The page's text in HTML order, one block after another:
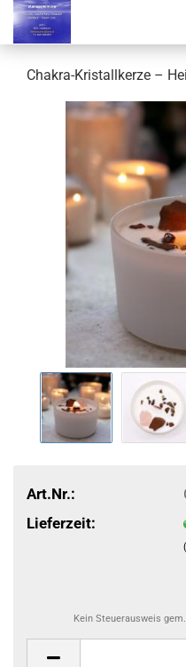
Chakra-Kristallkerze –
Art.Nr.:
Lieferzeit:
Kein Steuerausweis